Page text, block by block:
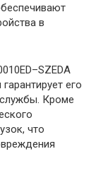
в
его
Кроме
что